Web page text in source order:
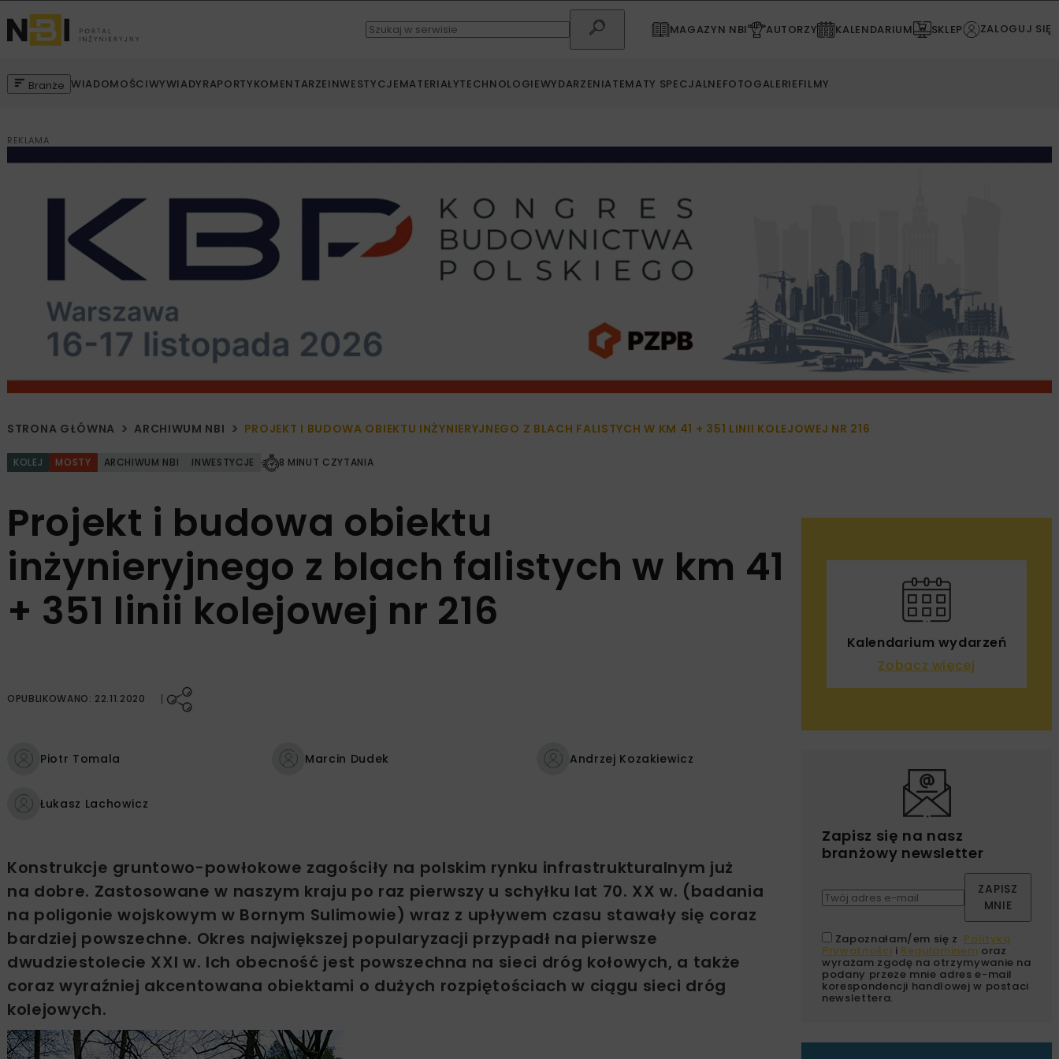
MAGAZYN NBI AUTORZY KALENDARIUM SKLEP ZALOGUJ SIĘ
Branże WIADOMOŚCIWYWIADYRAPORTYKOMENTARZEINWESTYCJEMATERIAŁYTECHNOLOGIEWYDARZENIATEMATY SPECJALNEFOTOGALERIEFILMY
REKLAMA
STRONA GŁÓWNA ARCHIWUM NBI PROJEKT I BUDOWA OBIEKTU INŻYNIERYJNEGO Z BLACH FALISTYCH W KM 41 + 351 LINII KOLEJOWEJ NR 216
KOLEJ MOSTY ARCHIWUM NBI INWESTYCJE 8 MINUT CZYTANIA
Projekt i budowa obiektu
inżynieryjnego z blach falistych w km 41
+ 351 linii kolejowej nr 216
OPUBLIKOWANO: 22.11.2020
Piotr Tomala Marcin Dudek Andrzej Kozakiewicz
Łukasz Lachowicz
Konstrukcje gruntowo-powłokowe zagościły na polskim rynku infrastrukturalnym już
na dobre. Zastosowane w naszym kraju po raz pierwszy u schyłku lat 70. XX w. (badania
na poligonie wojskowym w Bornym Sulimowie) wraz z upływem czasu stawały się coraz
bardziej powszechne. Okres największej popularyzacji przypadł na pierwsze
dwudziestolecie XXI w. Ich obecność jest powszechna na sieci dróg kołowych, a także
coraz wyraźniej akcentowana obiektami o dużych rozpiętościach w ciągu sieci dróg
kolejowych.
Kalendarium wydarzeń
Zobacz więcej
Zapisz się na nasz
branżowy newsletter
ZAPISZ
MNIE
Zapoznałam/em się z Polityką
Prywatności i Regulaminem oraz
wyrażam zgodę na otrzymywanie na
podany przeze mnie adres e-mail
korespondencji handlowej w postaci
newslettera.